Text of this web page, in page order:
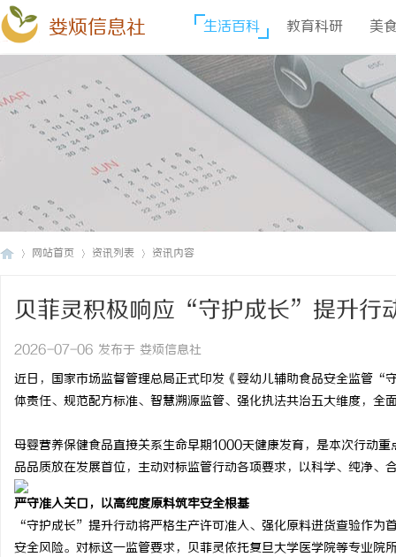
娄烦信息社 生活百科 教育科研 美
网站首页 资讯列表 资讯内容
贝菲灵积极响应“守护成长”提升行
2026-07-06 发布于 娄烦信息社
近日，国家市场监督管理总局正式印发《婴幼儿辅助食品安全监管
体责任、规范配方标准、智慧溯源监管、强化执法共治五大维度，全
母婴营养保健食品直接关系生命早期1000天健康发育，是本次行动
品品质放在发展首位，主动对标监管行动各项要求，以科学、纯净、
严守准入关口，以高纯度原料筑牢安全根基
“守护成长”提升行动将严格生产许可准入、强化原料进货查验作为
安全风险。对标这一监管要求，贝菲灵依托复旦大学医学院等专业